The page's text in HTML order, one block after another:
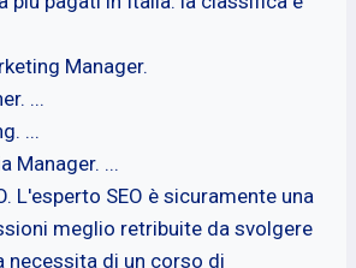
Manager.
...
...
Manager. ...
L'esperto SEO è sicuramente una
meglio retribuite da svolgere
necessita di un corso di